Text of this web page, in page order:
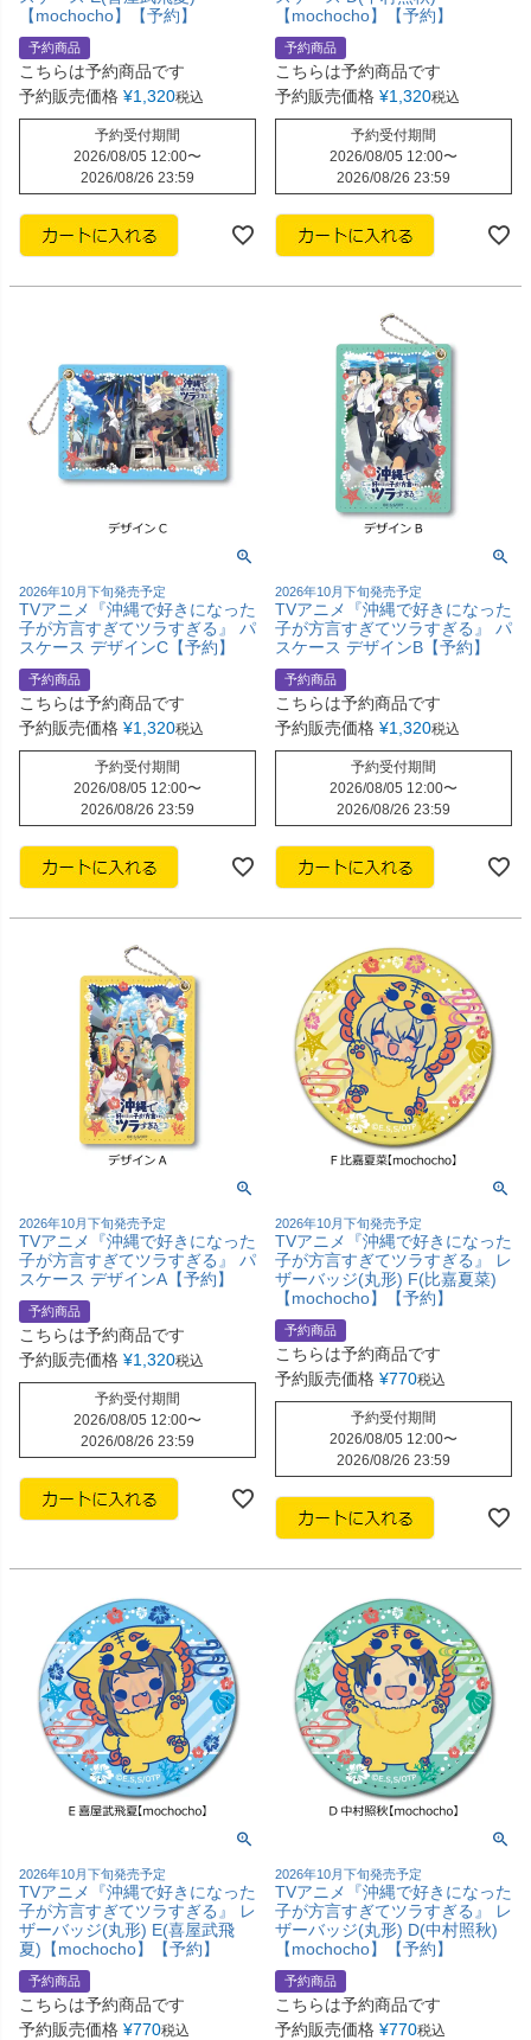
【mochocho】【予約】
予約商品
こちらは予約商品です
予約販売価格 ¥1,320税込
予約受付期間
2026/08/05 12:00〜
2026/08/26 23:59
【mochocho】【予約】
予約商品
こちらは予約商品です
予約販売価格 ¥1,320税込
予約受付期間
2026/08/05 12:00〜
2026/08/26 23:59
2026年10月下旬発売予定
TVアニメ『沖縄で好きになった
子が方言すぎてツラすぎる』 パ
スケース デザインC【予約】
予約商品
こちらは予約商品です
予約販売価格 ¥1,320税込
予約受付期間
2026/08/05 12:00〜
2026/08/26 23:59
2026年10月下旬発売予定
TVアニメ『沖縄で好きになった
子が方言すぎてツラすぎる』 パ
スケース デザインB【予約】
予約商品
こちらは予約商品です
予約販売価格 ¥1,320税込
予約受付期間
2026/08/05 12:00〜
2026/08/26 23:59
2026年10月下旬発売予定
TVアニメ『沖縄で好きになった
子が方言すぎてツラすぎる』 パ
スケース デザインA【予約】
予約商品
こちらは予約商品です
予約販売価格 ¥1,320税込
予約受付期間
2026/08/05 12:00〜
2026/08/26 23:59
2026年10月下旬発売予定
TVアニメ『沖縄で好きになった
子が方言すぎてツラすぎる』 レ
ザーバッジ(丸形) F(比嘉夏菜)
【mochocho】【予約】
予約商品
こちらは予約商品です
予約販売価格 ¥770税込
予約受付期間
2026/08/05 12:00〜
2026/08/26 23:59
2026年10月下旬発売予定
TVアニメ『沖縄で好きになった
子が方言すぎてツラすぎる』 レ
ザーバッジ(丸形) E(喜屋武飛
夏)【mochocho】【予約】
予約商品
こちらは予約商品です
予約販売価格 ¥770税込
2026年10月下旬発売予定
TVアニメ『沖縄で好きになった
子が方言すぎてツラすぎる』 レ
ザーバッジ(丸形) D(中村照秋)
【mochocho】【予約】
予約商品
こちらは予約商品です
予約販売価格 ¥770税込